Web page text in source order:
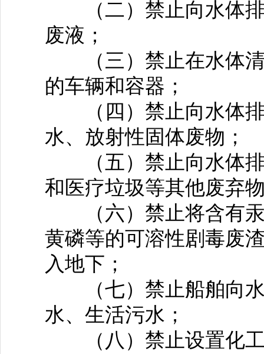
（二）禁止向水体排
废液；
（三）禁止在水体清
的车辆和容器；
（四）禁止向水体排
水、放射性固体废物；
（五）禁止向水体排
和医疗垃圾等其他废弃
（六）禁止将含有汞
黄磷等的可溶性剧毒废
入地下；
（七）禁止船舶向水
水、生活污水；
（八）禁止设置化工